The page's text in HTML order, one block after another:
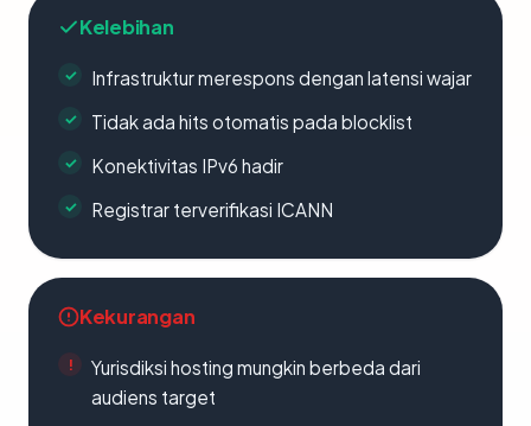
Kelebihan
Infrastruktur merespons dengan latensi wajar
Tidak ada hits otomatis pada blocklist
Konektivitas IPv6 hadir
Registrar terverifikasi ICANN
Kekurangan
Yurisdiksi hosting mungkin berbeda dari
audiens target